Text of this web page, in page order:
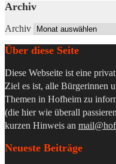
Archiv
Archiv
Über diese Seite
Diese Webseite ist eine
Ziel es ist, alle Bürgerinnen
Themen in Hofheim zu
(die hier wie überall
kurzen Hinweis an
Neueste Beiträge